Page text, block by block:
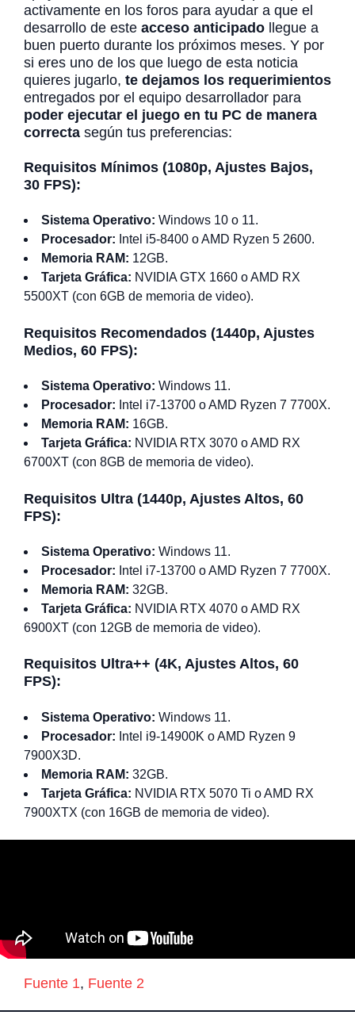
activamente en los foros para ayudar a que el
desarrollo de este acceso anticipado llegue a
buen puerto durante los próximos meses. Y por
si eres uno de los que luego de esta noticia
quieres jugarlo, te dejamos los requerimientos
entregados por el equipo desarrollador para
poder ejecutar el juego en tu PC de manera
correcta según tus preferencias:
Requisitos Mínimos (1080p, Ajustes Bajos,
30 FPS):
Sistema Operativo: Windows 10 o 11.
Procesador: Intel i5-8400 o AMD Ryzen 5 2600.
Memoria RAM: 12GB.
Tarjeta Gráfica: NVIDIA GTX 1660 o AMD RX
5500XT (con 6GB de memoria de video).
Requisitos Recomendados (1440p, Ajustes
Medios, 60 FPS):
Sistema Operativo: Windows 11.
Procesador: Intel i7-13700 o AMD Ryzen 7 7700X.
Memoria RAM: 16GB.
Tarjeta Gráfica: NVIDIA RTX 3070 o AMD RX
6700XT (con 8GB de memoria de video).
Requisitos Ultra (1440p, Ajustes Altos, 60
FPS):
Sistema Operativo: Windows 11.
Procesador: Intel i7-13700 o AMD Ryzen 7 7700X.
Memoria RAM: 32GB.
Tarjeta Gráfica: NVIDIA RTX 4070 o AMD RX
6900XT (con 12GB de memoria de video).
Requisitos Ultra++ (4K, Ajustes Altos, 60
FPS):
Sistema Operativo: Windows 11.
Procesador: Intel i9-14900K o AMD Ryzen 9
7900X3D.
Memoria RAM: 32GB.
Tarjeta Gráfica: NVIDIA RTX 5070 Ti o AMD RX
7900XTX (con 16GB de memoria de video).
Fuente 1, Fuente 2